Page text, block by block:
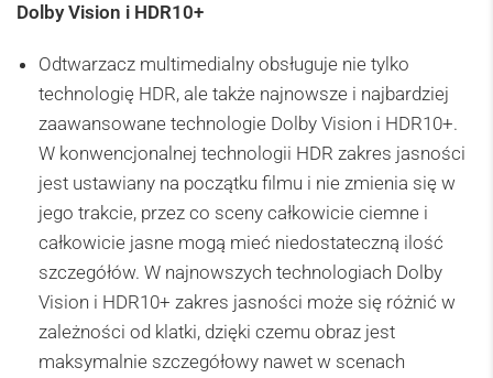
Dolby Vision i HDR10+
Odtwarzacz multimedialny obsługuje nie tylko
technologię HDR, ale także najnowsze i najbardziej
zaawansowane technologie Dolby Vision i HDR10+.
W konwencjonalnej technologii HDR zakres jasności
jest ustawiany na początku filmu i nie zmienia się w
jego trakcie, przez co sceny całkowicie ciemne i
całkowicie jasne mogą mieć niedostateczną ilość
szczegółów. W najnowszych technologiach Dolby
Vision i HDR10+ zakres jasności może się różnić w
zależności od klatki, dzięki czemu obraz jest
maksymalnie szczegółowy nawet w scenach